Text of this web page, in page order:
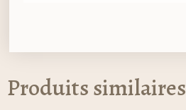
Produits similaires